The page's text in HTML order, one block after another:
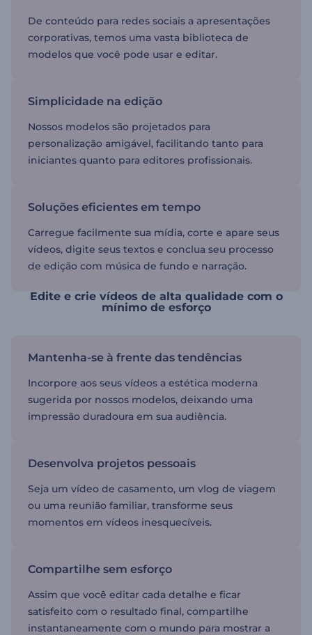
De conteúdo para redes sociais a apresentações
corporativas, temos uma vasta biblioteca de
modelos que você pode usar e editar.
Simplicidade na edição
Nossos modelos são projetados para
personalização amigável, facilitando tanto para
iniciantes quanto para editores profissionais.
Soluções eficientes em tempo
Carregue facilmente sua mídia, corte e apare seus
vídeos, digite seus textos e conclua seu processo
de edição com música de fundo e narração.
Edite e crie vídeos de alta qualidade com o
mínimo de esforço
Mantenha-se à frente das tendências
Incorpore aos seus vídeos a estética moderna
sugerida por nossos modelos, deixando uma
impressão duradoura em sua audiência.
Desenvolva projetos pessoais
Seja um vídeo de casamento, um vlog de viagem
ou uma reunião familiar, transforme seus
momentos em vídeos inesquecíveis.
Compartilhe sem esforço
Assim que você editar cada detalhe e ficar
satisfeito com o resultado final, compartilhe
instantaneamente com o mundo para mostrar a